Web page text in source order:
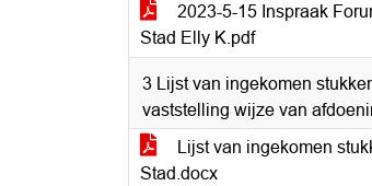
2023-5-15 Inspraak
Stad Elly K.pdf
3 Lijst van ingekomen
vaststelling wijze van
Lijst van ingekomen
Stad.docx